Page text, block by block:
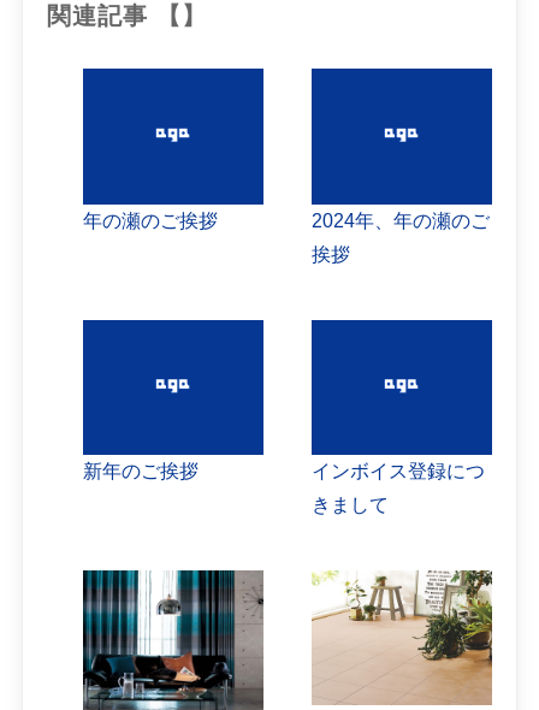
関連記事 【】
年の瀬のご挨拶
2024年、年の瀬のご
挨拶
新年のご挨拶
インボイス登録につ
きまして